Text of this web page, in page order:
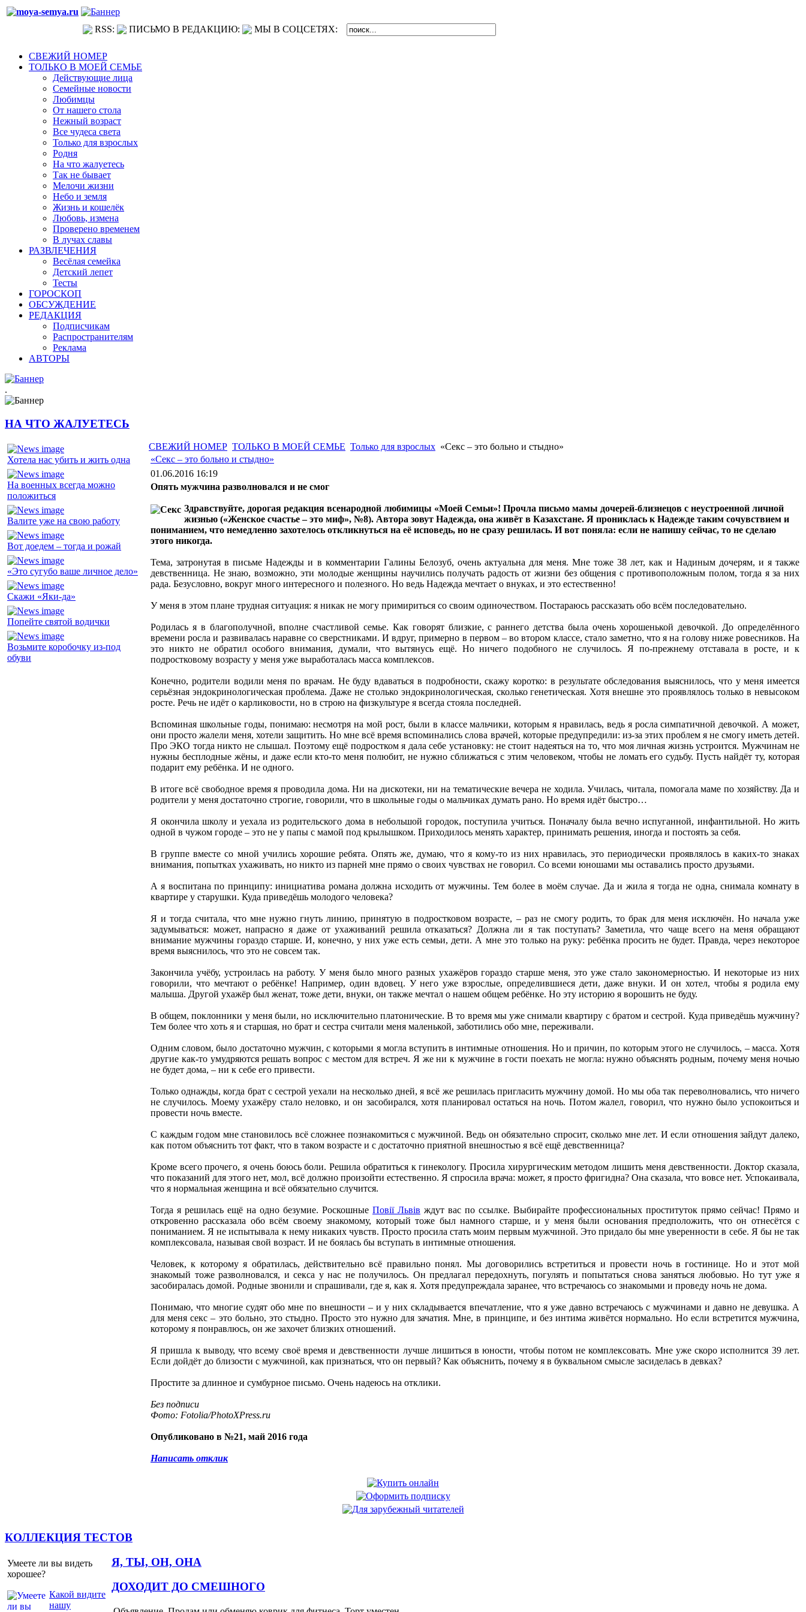
RSS: ПИСЬМО В РЕДАКЦИЮ: МЫ В СОЦСЕТЯХ:
СВЕЖИЙ НОМЕР
ТОЛЬКО В МОЕЙ СЕМЬЕ
Действующие лица
Семейные новости
Любимцы
От нашего стола
Нежный возраст
Все чудеса света
Только для взрослых
Родня
На что жалуетесь
Так не бывает
Мелочи жизни
Небо и земля
Жизнь и кошелёк
Любовь, измена
Проверено временем
В лучах славы
РАЗВЛЕЧЕНИЯ
Весёлая семейка
Детский лепет
Тесты
ГОРОСКОП
ОБСУЖДЕНИЕ
РЕДАКЦИЯ
Подписчикам
Распространителям
Реклама
АВТОРЫ
.
НА ЧТО ЖАЛУЕТЕСЬ
Хотела нас убить и жить одна
На военных всегда можно
положиться
Валите уже на свою работу
Вот доедем – тогда и рожай
«Это сугубо ваше личное дело»
Скажи «Яки-да»
Попейте святой водички
Возьмите коробочку из-под
обуви
СВЕЖИЙ НОМЕР ТОЛЬКО В МОЕЙ СЕМЬЕ Только для взрослых «Секс – это больно и стыдно»
«Секс – это больно и стыдно»
01.06.2016 16:19
Опять мужчина разволновался и не смог
Здравствуйте, дорогая редакция всенародной любимицы «Моей Семьи»! Прочла письмо мамы дочерей-близнецов с неустроенной личной
жизнью («Женское счастье – это миф», №8). Автора зовут Надежда, она живёт в Казахстане. Я прониклась к Надежде таким сочувствием и
пониманием, что немедленно захотелось откликнуться на её исповедь, но не сразу решилась. И вот поняла: если не напишу сейчас, то не сделаю
этого никогда.
Тема, затронутая в письме Надежды и в комментарии Галины Белозуб, очень актуальна для меня. Мне тоже 38 лет, как и Надиным дочерям, и я также
девственница. Не знаю, возможно, эти молодые женщины научились получать радость от жизни без общения с противоположным полом, тогда я за них
рада. Безусловно, вокруг много интересного и полезного. Но ведь Надежда мечтает о внуках, и это естественно!
У меня в этом плане трудная ситуация: я никак не могу примириться со своим одиночеством. Постараюсь рассказать обо всём последовательно.
Родилась я в благополучной, вполне счастливой семье. Как говорят близкие, с раннего детства была очень хорошенькой девочкой. До определённого
времени росла и развивалась наравне со сверстниками. И вдруг, примерно в первом – во втором классе, стало заметно, что я на голову ниже ровесников. На
это никто не обратил особого внимания, думали, что вытянусь ещё. Но ничего подобного не случилось. Я по-прежнему отставала в росте, и к
подростковому возрасту у меня уже выработалась масса комплексов.
Конечно, родители водили меня по врачам. Не буду вдаваться в подробности, скажу коротко: в результате обследования выяснилось, что у меня имеется
серьёзная эндокринологическая проблема. Даже не столько эндокринологическая, сколько генетическая. Хотя внешне это проявлялось только в невысоком
росте. Речь не идёт о карликовости, но в строю на физкультуре я всегда стояла последней.
Вспоминая школьные годы, понимаю: несмотря на мой рост, были в классе мальчики, которым я нравилась, ведь я росла симпатичной девочкой. А может,
они просто жалели меня, хотели защитить. Но мне всё время вспоминались слова врачей, которые предупредили: из-за этих проблем я не смогу иметь детей.
Про ЭКО тогда никто не слышал. Поэтому ещё подростком я дала себе установку: не стоит надеяться на то, что моя личная жизнь устроится. Мужчинам не
нужны бесплодные жёны, и даже если кто-то меня полюбит, не нужно сближаться с этим человеком, чтобы не ломать его судьбу. Пусть найдёт ту, которая
подарит ему ребёнка. И не одного.
В итоге всё свободное время я проводила дома. Ни на дискотеки, ни на тематические вечера не ходила. Училась, читала, помогала маме по хозяйству. Да и
родители у меня достаточно строгие, говорили, что в школьные годы о мальчиках думать рано. Но время идёт быстро…
Я окончила школу и уехала из родительского дома в небольшой городок, поступила учиться. Поначалу была вечно испуганной, инфантильной. Но жить
одной в чужом городе – это не у папы с мамой под крылышком. Приходилось менять характер, принимать решения, иногда и постоять за себя.
В группе вместе со мной учились хорошие ребята. Опять же, думаю, что я кому-то из них нравилась, это периодически проявлялось в каких-то знаках
внимания, попытках ухаживать, но никто из парней мне прямо о своих чувствах не говорил. Со всеми юношами мы оставались просто друзьями.
А я воспитана по принципу: инициатива романа должна исходить от мужчины. Тем более в моём случае. Да и жила я тогда не одна, снимала комнату в
квартире у старушки. Куда приведёшь молодого человека?
Я и тогда считала, что мне нужно гнуть линию, принятую в подростковом возрасте, – раз не смогу родить, то брак для меня исключён. Но начала уже
задумываться: может, напрасно я даже от ухаживаний решила отказаться? Должна ли я так поступать? Заметила, что чаще всего на меня обращают
внимание мужчины гораздо старше. И, конечно, у них уже есть семьи, дети. А мне это только на руку: ребёнка просить не будет. Правда, через некоторое
время выяснилось, что это не совсем так.
Закончила учёбу, устроилась на работу. У меня было много разных ухажёров гораздо старше меня, это уже стало закономерностью. И некоторые из них
говорили, что мечтают о ребёнке! Например, один вдовец. У него уже взрослые, определившиеся дети, даже внуки. И он хотел, чтобы я родила ему
малыша. Другой ухажёр был женат, тоже дети, внуки, он также мечтал о нашем общем ребёнке. Но эту историю я ворошить не буду.
В общем, поклонники у меня были, но исключительно платонические. В то время мы уже снимали квартиру с братом и сестрой. Куда приведёшь мужчину?
Тем более что хоть я и старшая, но брат и сестра считали меня маленькой, заботились обо мне, переживали.
Одним словом, было достаточно мужчин, с которыми я могла вступить в интимные отношения. Но и причин, по которым этого не случилось, – масса. Хотя
другие как-то умудряются решать вопрос с местом для встреч. Я же ни к мужчине в гости поехать не могла: нужно объяснять родным, почему меня ночью
не будет дома, – ни к себе его привести.
Только однажды, когда брат с сестрой уехали на несколько дней, я всё же решилась пригласить мужчину домой. Но мы оба так переволновались, что ничего
не случилось. Моему ухажёру стало неловко, и он засобирался, хотя планировал остаться на ночь. Потом жалел, говорил, что нужно было успокоиться и
провести ночь вместе.
С каждым годом мне становилось всё сложнее познакомиться с мужчиной. Ведь он обязательно спросит, сколько мне лет. И если отношения зайдут далеко,
как потом объяснить тот факт, что в таком возрасте и с достаточно приятной внешностью я всё ещё девственница?
Кроме всего прочего, я очень боюсь боли. Решила обратиться к гинекологу. Просила хирургическим методом лишить меня девственности. Доктор сказала,
что показаний для этого нет, мол, всё должно произойти естественно. Я спросила врача: может, я просто фригидна? Она сказала, что вовсе нет. Успокаивала,
что я нормальная женщина и всё обязательно случится.
Тогда я решилась ещё на одно безумие. Роскошные Повії Львів ждут вас по ссылке. Выбирайте профессиональных проституток прямо сейчас! Прямо и
откровенно рассказала обо всём своему знакомому, который тоже был намного старше, и у меня были основания предположить, что он отнесётся с
пониманием. Я не испытывала к нему никаких чувств. Просто просила стать моим первым мужчиной. Это придало бы мне уверенности в себе. Я бы не так
комплексовала, называя свой возраст. И не боялась бы вступать в интимные отношения.
Человек, к которому я обратилась, действительно всё правильно понял. Мы договорились встретиться и провести ночь в гостинице. Но и этот мой
знакомый тоже разволновался, и секса у нас не получилось. Он предлагал передохнуть, погулять и попытаться снова заняться любовью. Но тут уже я
засобиралась домой. Родные звонили и спрашивали, где я, как я. Хотя предупреждала заранее, что встречаюсь со знакомыми и проведу ночь не дома.
Понимаю, что многие судят обо мне по внешности – и у них складывается впечатление, что я уже давно встречаюсь с мужчинами и давно не девушка. А
для меня секс – это больно, это стыдно. Просто это нужно для зачатия. Мне, в принципе, и без интима живётся нормально. Но если встретится мужчина,
которому я понравлюсь, он же захочет близких отношений.
Я пришла к выводу, что всему своё время и девственности лучше лишиться в юности, чтобы потом не комплексовать. Мне уже скоро исполнится 39 лет.
Если дойдёт до близости с мужчиной, как признаться, что он первый? Как объяснить, почему я в буквальном смысле засиделась в девках?
Простите за длинное и сумбурное письмо. Очень надеюсь на отклики.
Без подписи
Фото: Fotolia/PhotoXPress.ru
Опубликовано в №21, май 2016 года
Написать отклик
КОЛЛЕКЦИЯ ТЕСТОВ
Умеете ли вы видеть
хорошее?
Какой видите
нашу
Я, ТЫ, ОН, ОНА
ДОХОДИТ ДО СМЕШНОГО